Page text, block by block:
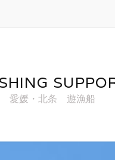
愛媛・北条 遊漁船